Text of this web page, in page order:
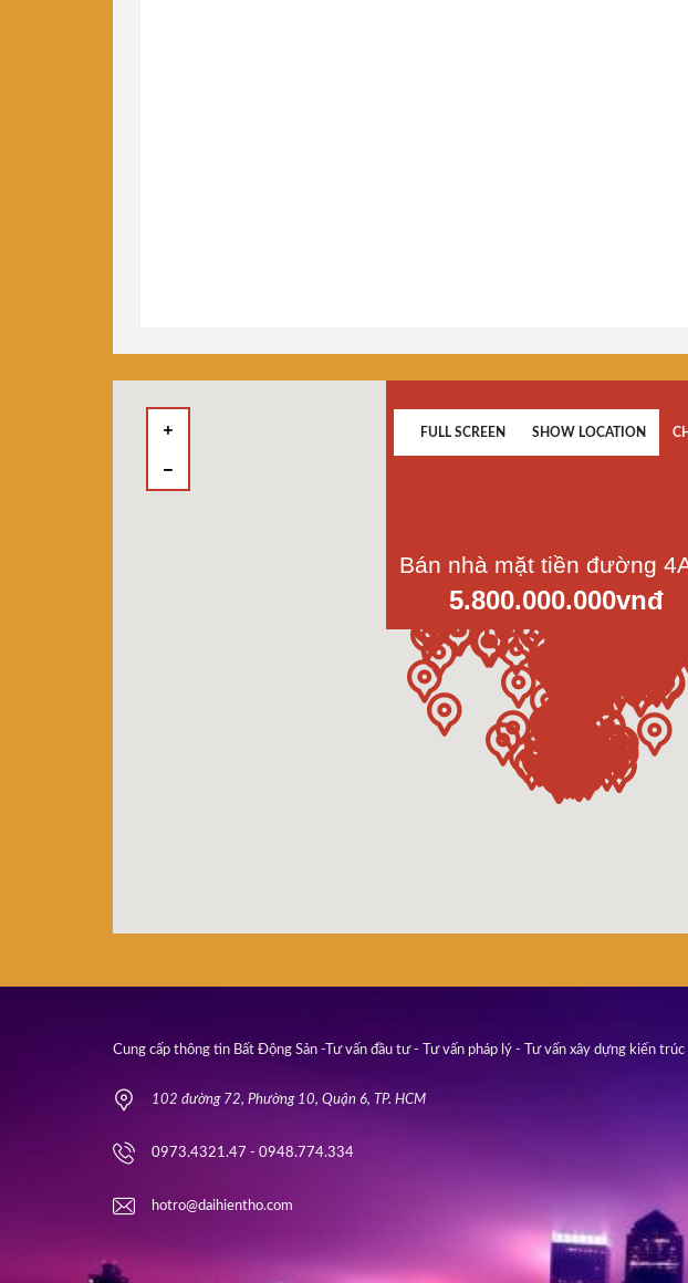
5.800.000.000vnđ
FULL SCREEN SHOW LOCATION
Cung cấp thông tin Bất Động Sản -Tư vấn đầu tư - Tư vấn pháp lý - Tư vấn xây dựng kiến trúc
102 đường 72, Phường 10, Quận 6, TP. HCM
0973.4321.47 - 0948.774.334
hotro@daihientho.com